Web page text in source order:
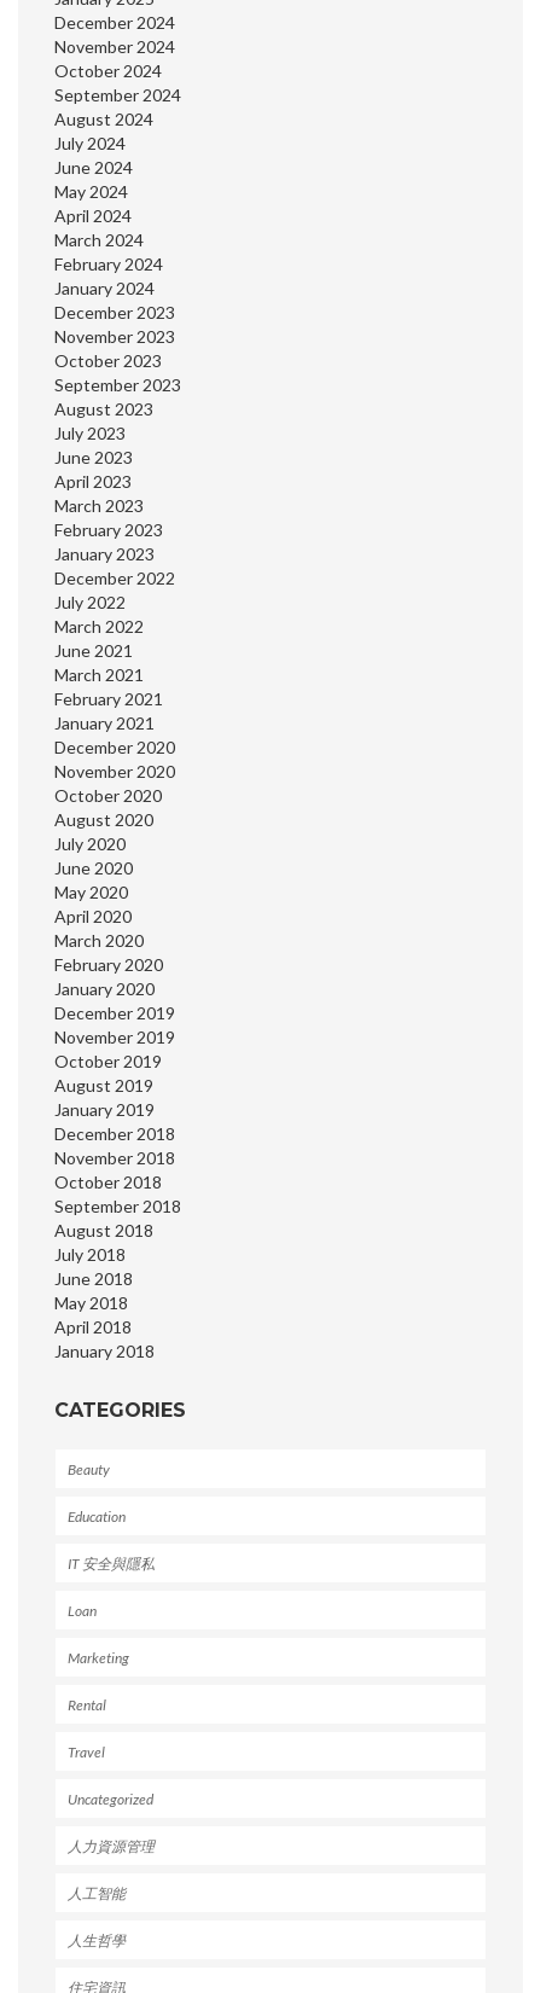
December 2024
November 2024
October 2024
September 2024
August 2024
July 2024
June 2024
May 2024
April 2024
March 2024
February 2024
January 2024
December 2023
November 2023
October 2023
September 2023
August 2023
July 2023
June 2023
April 2023
March 2023
February 2023
January 2023
December 2022
July 2022
March 2022
June 2021
March 2021
February 2021
January 2021
December 2020
November 2020
October 2020
August 2020
July 2020
June 2020
May 2020
April 2020
March 2020
February 2020
January 2020
December 2019
November 2019
October 2019
August 2019
January 2019
December 2018
November 2018
October 2018
September 2018
August 2018
July 2018
June 2018
May 2018
April 2018
January 2018
CATEGORIES
Beauty
Education
IT 安全與隱私
Loan
Marketing
Rental
Travel
Uncategorized
人力資源管理
人工智能
人生哲學
住宅資訊